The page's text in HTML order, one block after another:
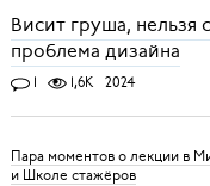
Висит груша, нельзя
проблема дизайна
1 1,6K 2024
Пара моментов о лекции в
и Школе стажёров